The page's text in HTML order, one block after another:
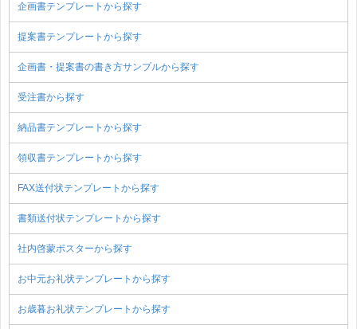
企画書テンプレートから探す
提案書テンプレートから探す
企画書・提案書の書き方サンプルから探す
受注書から探す
納品書テンプレートから探す
領収書テンプレートから探す
FAX送付状テンプレートから探す
書類送付状テンプレートから探す
社内啓蒙ポスターから探す
お中元お礼状テンプレートから探す
お歳暮お礼状テンプレートから探す